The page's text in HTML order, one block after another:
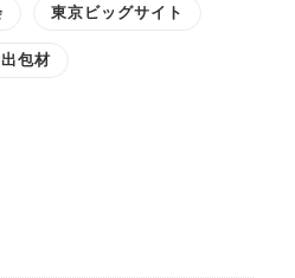
東京ビッグサイト
包材